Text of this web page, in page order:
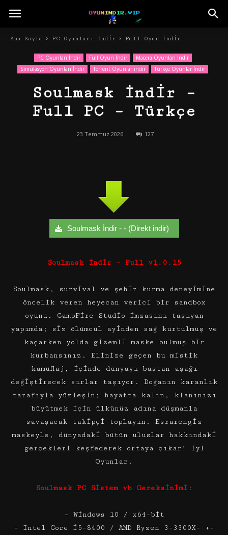
Ana Sayfa PC Oyunları İndir Full Oyun İndir
PC Oyunları İndir Full Oyun İndir
Macera Oyunları İndir
Simülasyon Oyunları İndir
Torrent Oyunlar indir Türkçe Oyunlar İndir
Soulmask İndir –
Full PC – Türkçe
23 Temmuz 2026 127
Soulmask İndir - - (Direkt indir)
Soulmask İndir – Full v1.0.15
Soulmask, survival ve şehir kurma deneyimine
öncelik veren heyecan verici bir sandbox
oyunu. CampFire Studio imzasını taşıyan
yapımda; siz ölümcül ayinden sağ kurtulmuş ve
kaçarken yolda gizemli maske bulmuş bir
kurbansınız. Elinize geçen bu mistik
kamuflaj, içinde dünyayı baştan aşağı
değiştirecek sırlar taşıyor. Doğanın karanlık
tarafıyla yüzleşin; hayatta kalın, klanınızı
büyütmek için ülkünüz adına düşmanla
savaşacak takipçi toplayın. Esrarengiz
maskeyle, dünyadaki bütün uluslar hakkındaki
gerçekleri keşfederek ortaya çıkar! İyi
Oyunlar.
Soulmask PC Sistem vb Gereksinimi:
– Windows 10 / x64-bit
– Intel Core i5-8400 / AMD Ryzen 3-3300X- ++